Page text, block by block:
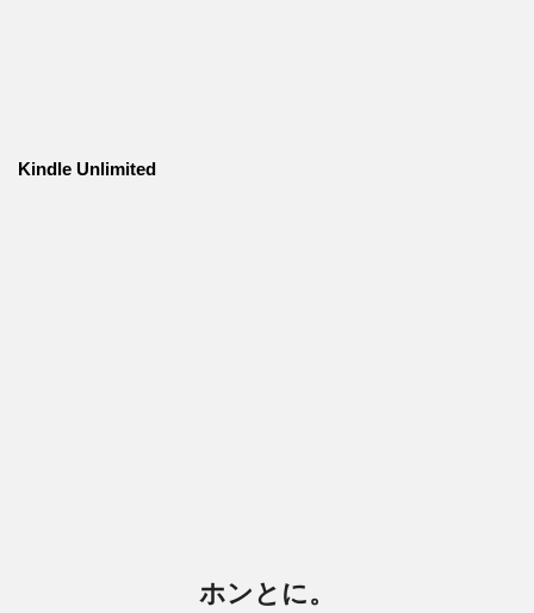
Kindle Unlimited
ホンとに。